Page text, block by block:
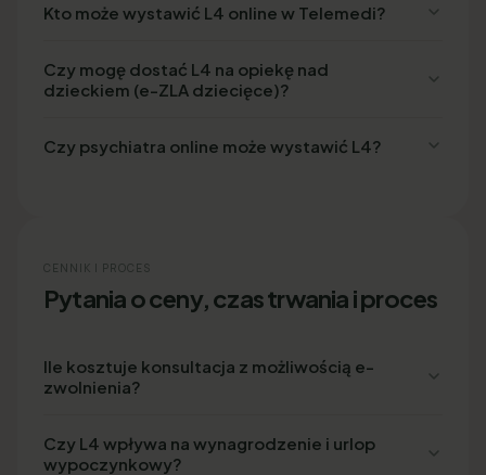
Kto może wystawić L4 online w Telemedi?
Czy mogę dostać L4 na opiekę nad
dzieckiem (e-ZLA dziecięce)?
Czy psychiatra online może wystawić L4?
CENNIK I PROCES
Pytania o ceny, czas trwania i proces
Ile kosztuje konsultacja z możliwością e-
zwolnienia?
Czy L4 wpływa na wynagrodzenie i urlop
wypoczynkowy?